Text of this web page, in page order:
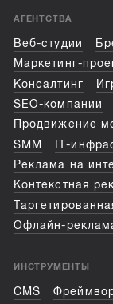
АГЕНТСТВА
Веб-студии
Маркетинг-
Консалтинг
SEO-компании
Продвижение
SMM
IT-
Реклама на
Контекстная
Офлайн-
ИНСТРУМЕНТЫ
CMS